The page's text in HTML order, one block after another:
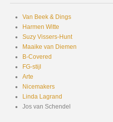
Van Beek & Dings
Harmen Witte
Suzy Vissers-Hunt
Maaike van Diemen
B-Covered
FG-stijl
Arte
Nicemakers
Linda Lagrand
Jos van Schendel